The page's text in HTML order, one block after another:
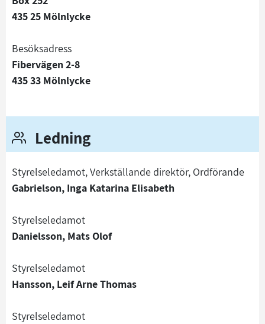
435 25 Mölnlycke
Besöksadress
Fibervägen 2-8
435 33 Mölnlycke
Ledning
Styrelseledamot, Verkställande direktör, Ordförande
Gabrielson, Inga Katarina Elisabeth
Styrelseledamot
Danielsson, Mats Olof
Styrelseledamot
Hansson, Leif Arne Thomas
Styrelseledamot